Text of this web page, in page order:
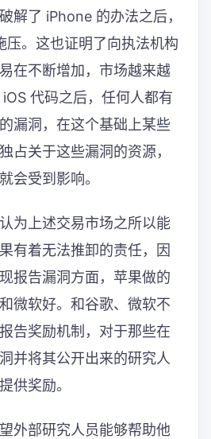
解了 iPhone 的办法之后，
压。这也证明了向执法机构
在不断增加，市场越来越
代码之后，任何人都有
漏洞，在这个基础上某些
占关于这些漏洞的资源，
会受到影响。
上述交易市场之所以能
有着无法推卸的责任，因
报告漏洞方面，苹果做的
微软好。和谷歌、微软不
告奖励机制，对于那些在
并将其公开出来的研究人
供奖励。
部研究人员能够帮助他